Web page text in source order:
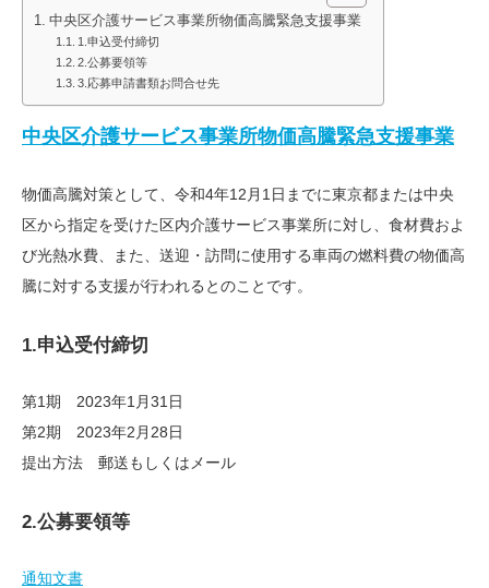
中央区介護サービス事業所物価高騰緊急支援事業
1.申込受付締切
2.公募要領等
3.応募申請書類お問合せ先
中央区介護サービス事業所物価高騰緊急支援事業
物価高騰対策として、令和4年12月1日までに東京都または中央
区から指定を受けた区内介護サービス事業所に対し、食材費およ
び光熱水費、また、送迎・訪問に使用する車両の燃料費の物価高
騰に対する支援が行われるとのことです。
1.申込受付締切
第1期 2023年1月31日
第2期 2023年2月28日
提出方法 郵送もしくはメール
2.公募要領等
通知文書